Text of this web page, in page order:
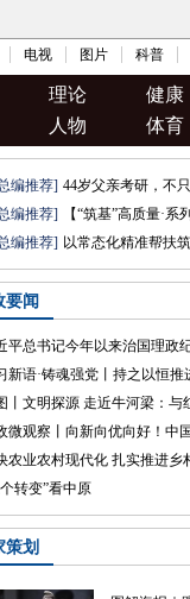
电视 图片 科普
理论 健康
人物 体育